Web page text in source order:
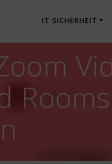
IT SICHERHEIT